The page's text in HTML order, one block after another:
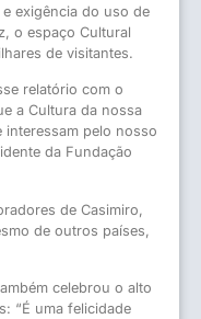
exigência do uso de
o espaço Cultural
de visitantes.
relatório com o
a Cultura da nossa
interessam pelo nosso
da Fundação
de Casimiro,
de outros países,
celebrou o alto
“É uma felicidade